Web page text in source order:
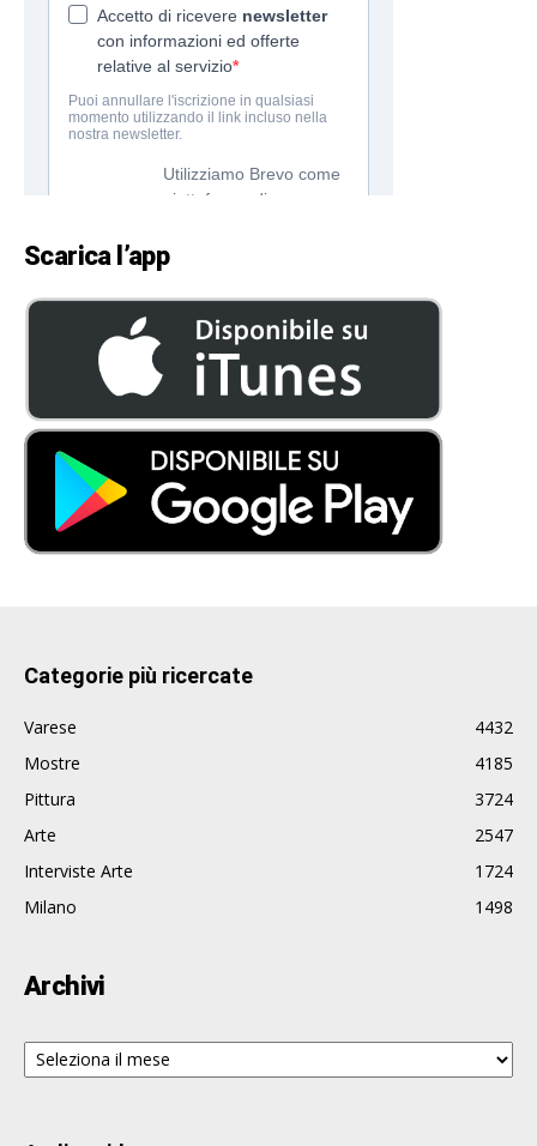
Scarica l’app
Categorie più ricercate
Varese
4432
Mostre
4185
Pittura
3724
Arte
2547
Interviste Arte
1724
Milano
1498
Archivi
Archivi